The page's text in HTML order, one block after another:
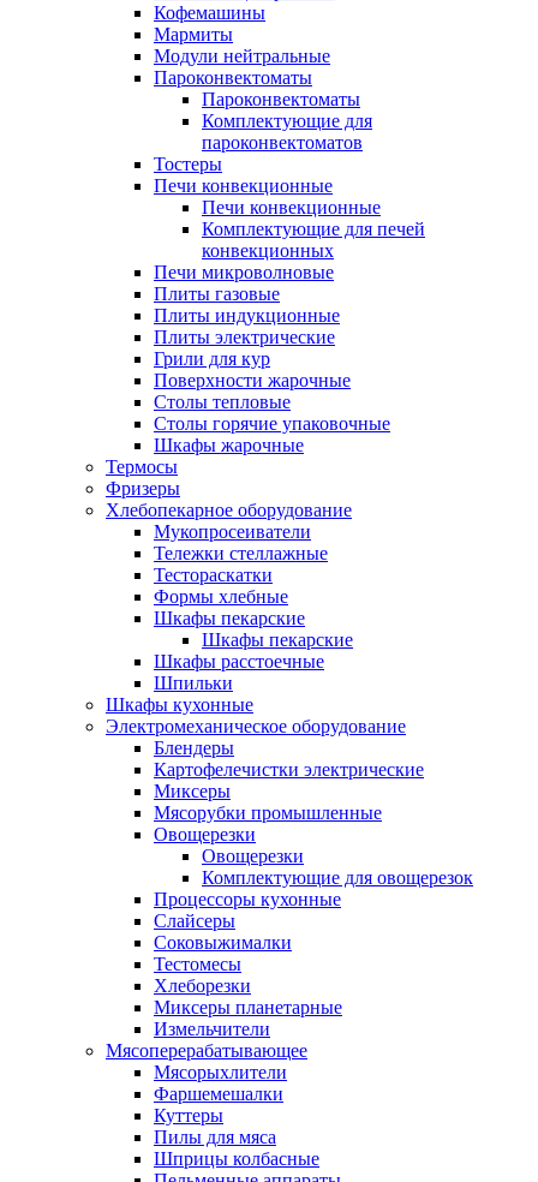
Кофемашины
Мармиты
Модули нейтральные
Пароконвектоматы
Пароконвектоматы
Комплектующие для
пароконвектоматов
Тостеры
Печи конвекционные
Печи конвекционные
Комплектующие для печей
конвекционных
Печи микроволновые
Плиты газовые
Плиты индукционные
Плиты электрические
Грили для кур
Поверхности жарочные
Столы тепловые
Столы горячие упаковочные
Шкафы жарочные
Термосы
Фризеры
Хлебопекарное оборудование
Мукопросеиватели
Тележки стеллажные
Тестораскатки
Формы хлебные
Шкафы пекарские
Шкафы пекарские
Шкафы расстоечные
Шпильки
Шкафы кухонные
Электромеханическое оборудование
Блендеры
Картофелечистки электрические
Миксеры
Мясорубки промышленные
Овощерезки
Овощерезки
Комплектующие для овощерезок
Процессоры кухонные
Слайсеры
Соковыжималки
Тестомесы
Хлеборезки
Миксеры планетарные
Измельчители
Мясоперерабатывающее
Мясорыхлители
Фаршемешалки
Куттеры
Пилы для мяса
Шприцы колбасные